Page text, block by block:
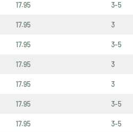
17.95 3-5
17.95 3
17.95 3-5
17.95 3
17.95 3
17.95 3-5
17.95 3-5